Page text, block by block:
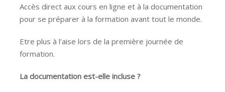
Accès direct aux cours en ligne et à la documentation
pour se préparer à la formation avant tout le monde.
Etre plus à l’aise lors de la première journée de
formation.
La documentation est-elle incluse ?